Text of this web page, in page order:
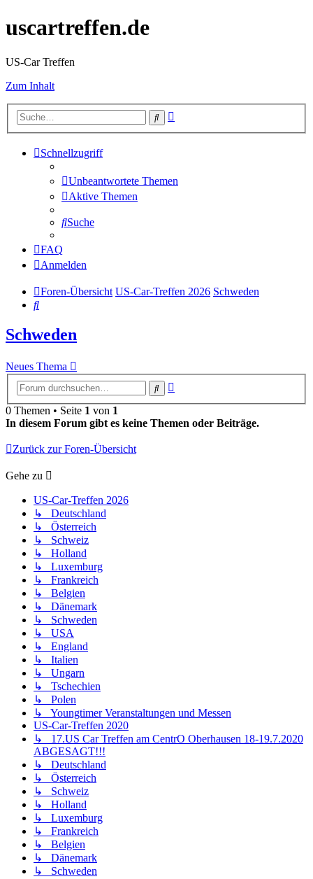
uscartreffen.de
US-Car Treffen
Zum Inhalt
Suche
Schnellzugriff
Unbeantwortete Themen
Aktive Themen
Suche
FAQ
Anmelden
Foren-Übersicht US-Car-Treffen 2026 Schweden
Suche
Schweden
Neues Thema
Suche
0 Themen • Seite 1 von 1
In diesem Forum gibt es keine Themen oder Beiträge.
Zurück zur Foren-Übersicht
Gehe zu
US-Car-Treffen 2026
↳ Deutschland
↳ Österreich
↳ Schweiz
↳ Holland
↳ Luxemburg
↳ Frankreich
↳ Belgien
↳ Dänemark
↳ Schweden
↳ USA
↳ England
↳ Italien
↳ Ungarn
↳ Tschechien
↳ Polen
↳ Youngtimer Veranstaltungen und Messen
US-Car-Treffen 2020
↳ 17.US Car Treffen am CentrO Oberhausen 18-19.7.2020
ABGESAGT!!!
↳ Deutschland
↳ Österreich
↳ Schweiz
↳ Holland
↳ Luxemburg
↳ Frankreich
↳ Belgien
↳ Dänemark
↳ Schweden